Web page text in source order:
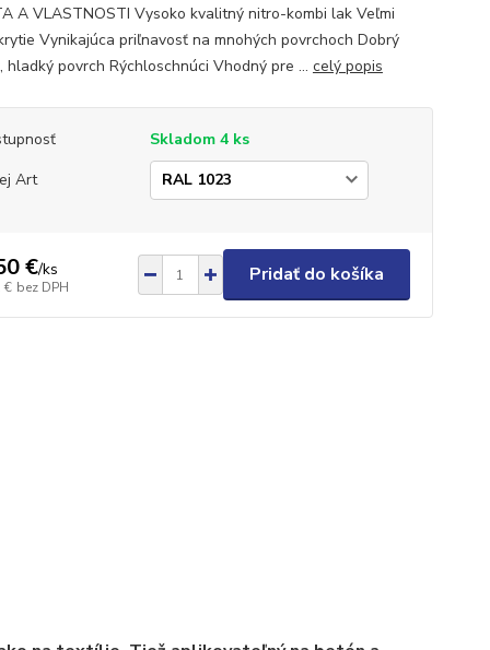
A VLASTNOSTI Vysoko kvalitný nitro-kombi lak Veľmi
Vynikajúca priľnavosť na mnohých povrchoch Dobrý
hladký povrch Rýchloschnúci Vhodný pre ... celý popis
Skladom 4 ks
Art
€/ks
€ bez DPH
Pridať do košíka